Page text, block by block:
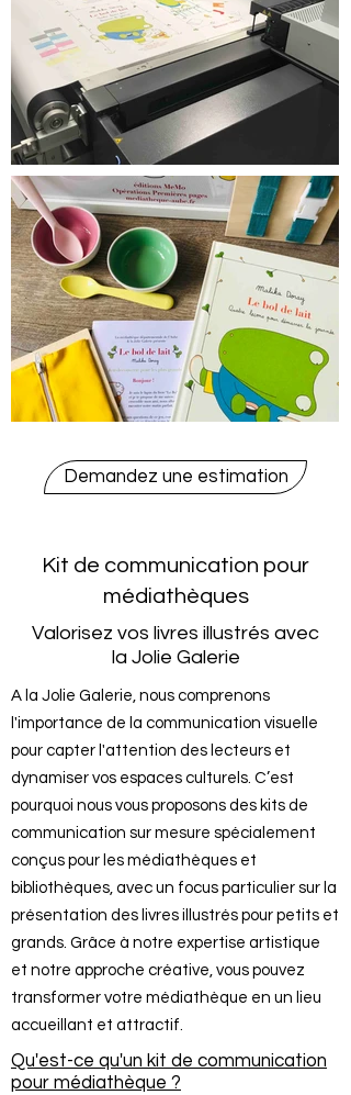
Demandez une estimation
Kit de communication pour
médiathèques
Valorisez vos livres illustrés avec
la Jolie Galerie
A la Jolie Galerie, nous comprenons
l'importance de la communication visuelle
pour capter l'attention des lecteurs et
dynamiser vos espaces culturels. C’est
pourquoi nous vous proposons des kits de
communication sur mesure spécialement
conçus pour les médiathèques et
bibliothèques, avec un focus particulier sur la
présentation des livres illustrés pour petits et
grands. Grâce à notre expertise artistique
et notre approche créative, vous pouvez
transformer votre médiathèque en un lieu
accueillant et attractif.
Qu'est-ce qu'un kit de communication
pour médiathèque ?